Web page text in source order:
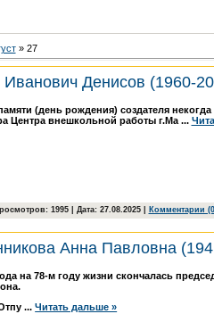
» 27
Денисов (1960-
(день рождения) создателя
Центра внешкольной работы г.Ма ...
1995 | Дата: 27.08.2025| Комментарии
Анна Павловна
на 78-м году жизни скончалась
...Читать дальше »